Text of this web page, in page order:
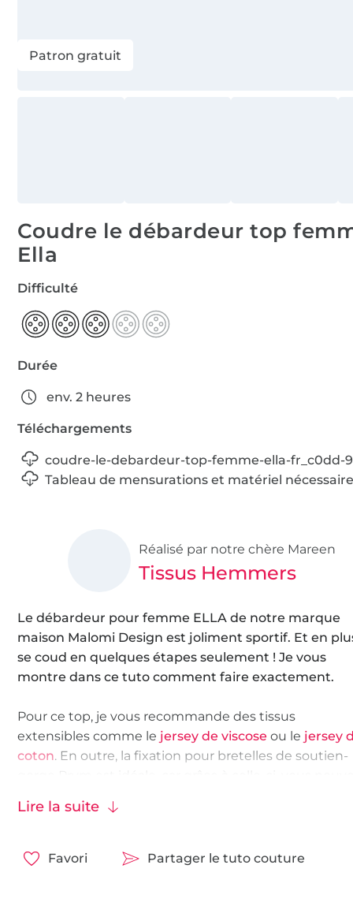
Patron gratuit
Coudre le débardeur top
Ella
Difficulté
Durée
env. 2 heures
Téléchargements
coudre-le-debardeur-top-femme-ella-fr_c0dd-
Tableau de mensurations et matériel
Réalisé par notre chère Mareen
Tissus Hemmers
Le débardeur pour femme ELLA de notre marque
maison Malomi Design est joliment sportif. Et en
se coud en quelques étapes seulement ! Je vous
montre dans ce tuto comment faire exactement.
Pour ce top, je vous recommande des tissus
extensibles comme le jersey de viscose ou le jersey
coton. En outre, la fixation pour bretelles de soutien-
sous un top !
Lire la suite
Favori Partager le tuto couture